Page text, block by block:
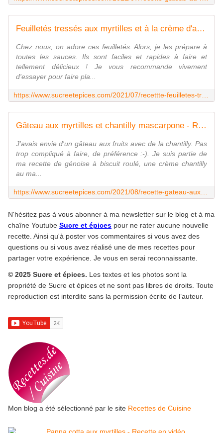
Feuilletés tressés aux myrtilles et à la crème d'amandes - Recette en vidéo - www.sucreetepices.com
Chez nous, on adore ces feuilletés. Alors, je les prépare à
toutes les sauces. Ils sont faciles et rapides à faire et
tellement délicieux ! Je vous recommande vivement
d'essayer pour faire pla...
Gâteau aux myrtilles et chantilly mascarpone - Recette en vidéo - www.sucreetepices.com
J'avais envie d'un gâteau aux fruits avec de la chantilly. Pas
trop compliqué à faire, de préférence :-). Je suis partie de
ma recette de génoise à biscuit roulé, une crème chantilly
au ma...
N'hésitez pas à vous abonner à ma newsletter sur le blog et à ma
chaîne Youtube Sucre et épices pour ne rater aucune nouvelle
recette. Ainsi qu'à poster vos commentaires si vous avez des
questions ou si vous avez réalisé une de mes recettes pour
partager votre expérience. Je vous en serai reconnaissante.
© 2025 Sucre et épices. Les textes et les photos sont la
propriété de Sucre et épices et ne sont pas libres de droits. Toute
reproduction est interdite sans la permission écrite de l’auteur.
Mon blog a été sélectionné par le site Recettes de Cuisine